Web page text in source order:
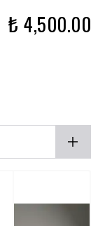
₺ 4,500.00